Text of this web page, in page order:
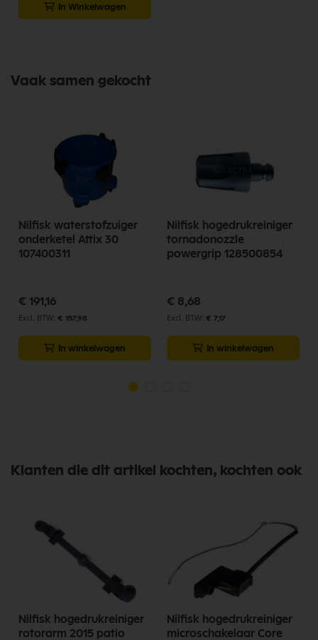
In Winkelwagen
Vaak samen gekocht
Nilfisk waterstofzuiger
onderketel Attix 30
107400311
€ 191,16
€ 157,98
In winkelwagen
Nilfisk hogedrukreiniger
tornadonozzle
powergrip 128500854
€ 8,68
€ 7,17
In winkelwagen
Klanten die dit artikel kochten, kochten ook
Nilfisk hogedrukreiniger
rotorarm 2015 patio
Nilfisk hogedrukreiniger
microschakelaar Core